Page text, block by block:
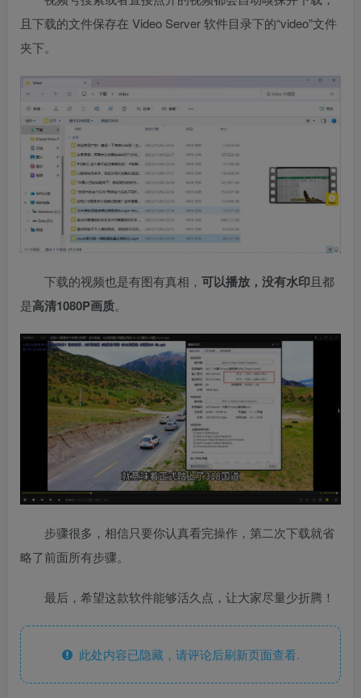
且下载的文件保存在 Video Server 软件目录下的“video”文件
夹下。
下载的视频也是有图有真相， 可以播放，没有水印且都
是高清1080P画质。
步骤很多，相信只要你认真看完操作，第二次下载就省
略了前面所有步骤。
最后，希望这款软件能够活久点，让大家尽量少折腾！
此处内容已隐藏，请评论后刷新页面查看.